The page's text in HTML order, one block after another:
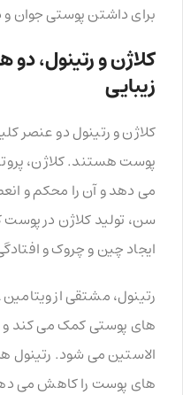
برای داشتن پوستی جوان
کلاژن و رتینول،
زیبایی
کلاژن و رتینول دو عنصر
پوست هستند. کلاژن،
می دهد و آن را محکم و
سن، تولید کلاژن در
ایجاد چین و چروک و
های پوستی کمک می کند و
الاستین می شود.
های پوست را کاهش می